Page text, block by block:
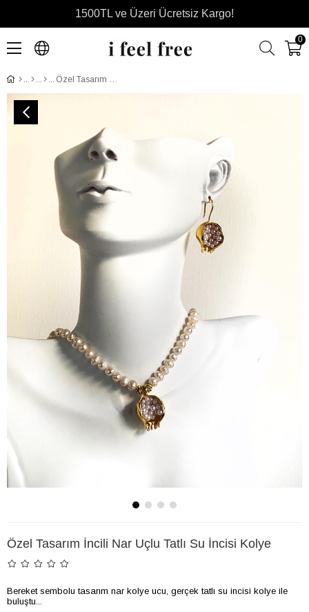
1500TL ve Üzeri Ücretsiz Kargo!
0
Özel Tasarım İncili Nar Uçlu Tatlı Su İncisi Kolye
Özel Tasarım İncili Nar Uçlu Tatlı Su İncisi Kolye
Bereket sembolu tasarım nar kolye ucu, gerçek tatlı su incisi kolye ile
buluştu...